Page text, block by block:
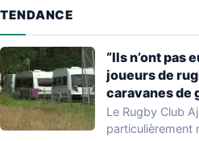
TENDANCE
“Ils n’ont pas
joueurs de
caravanes de
s’installer
délogent en
Le Rugby Club
particulièrement